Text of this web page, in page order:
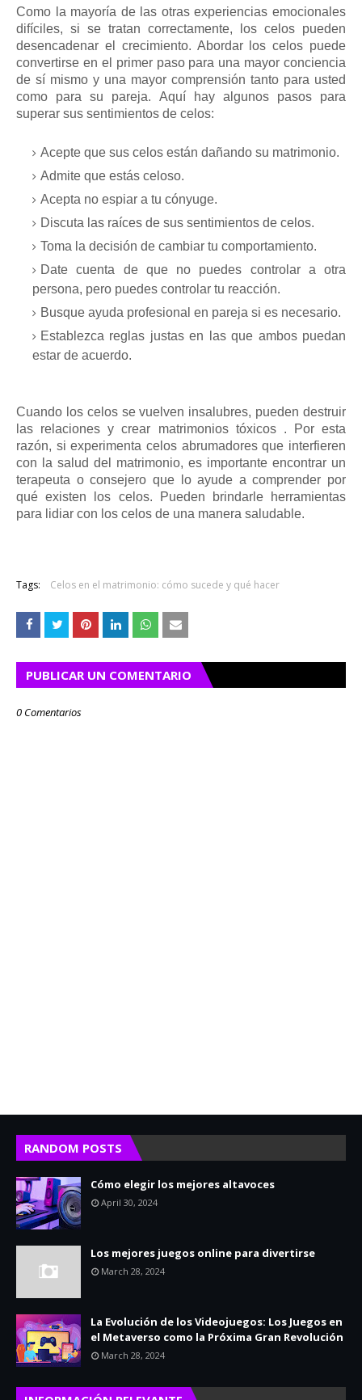
Como la mayoría de las otras experiencias emocionales
difíciles, si se tratan correctamente, los celos pueden
desencadenar el crecimiento. Abordar los celos puede
convertirse en el primer paso para una mayor conciencia
de sí mismo y una mayor comprensión tanto para usted
como para su pareja. Aquí hay algunos pasos para
superar sus sentimientos de celos:
Acepte que sus celos están dañando su matrimonio.
Admite que estás celoso.
Acepta no espiar a tu cónyuge.
Discuta las raíces de sus sentimientos de celos.
Toma la decisión de cambiar tu comportamiento.
Date cuenta de que no puedes controlar a otra
persona, pero puedes controlar tu reacción.
Busque ayuda profesional en pareja si es necesario.
Establezca reglas justas en las que ambos puedan
estar de acuerdo.
Cuando los celos se vuelven insalubres, pueden destruir
las relaciones y crear matrimonios tóxicos . Por esta
razón, si experimenta celos abrumadores que interfieren
con la salud del matrimonio, es importante encontrar un
terapeuta o consejero que lo ayude a comprender por
qué existen los celos. Pueden brindarle herramientas
para lidiar con los celos de una manera saludable.
Tags: Celos en el matrimonio: cómo sucede y qué hacer
PUBLICAR UN COMENTARIO
0 Comentarios
RANDOM POSTS
Cómo elegir los mejores altavoces
April 30, 2024
Los mejores juegos online para divertirse
March 28, 2024
La Evolución de los Videojuegos: Los Juegos en
el Metaverso como la Próxima Gran Revolución
March 28, 2024